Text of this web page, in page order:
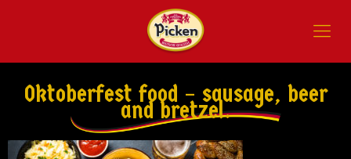
Oktoberfest food – sausage, beer
and bretzel.